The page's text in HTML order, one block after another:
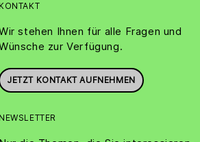
KONTAKT
stehen Ihnen für alle Fragen und
zur Verfügung.
JETZT KONTAKT AUFNEHMEN
NEWSLETTER